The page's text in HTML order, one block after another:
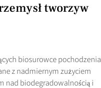
tworzyw
biosurowce pochodzenia
z nadmiernym zużyciem
nad biodegradowalnością i